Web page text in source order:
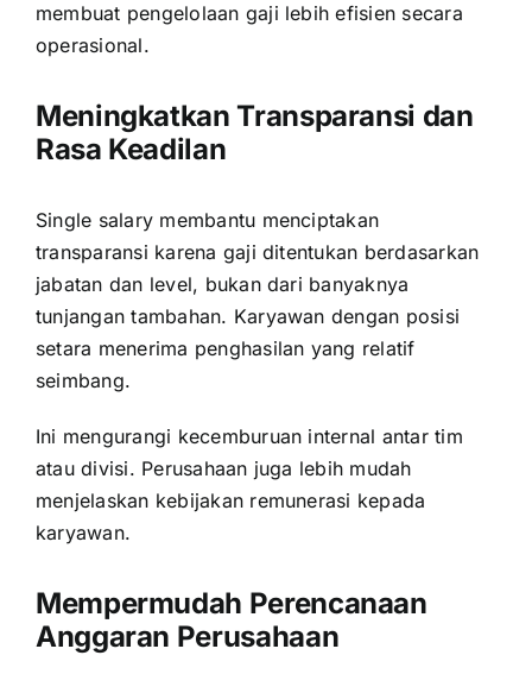
membuat pengelolaan gaji lebih efisien secara
operasional.
Meningkatkan Transparansi dan
Rasa Keadilan
Single salary membantu menciptakan
transparansi karena gaji ditentukan berdasarkan
jabatan dan level, bukan dari banyaknya
tunjangan tambahan. Karyawan dengan posisi
setara menerima penghasilan yang relatif
seimbang.
Ini mengurangi kecemburuan internal antar tim
atau divisi. Perusahaan juga lebih mudah
menjelaskan kebijakan remunerasi kepada
karyawan.
Mempermudah Perencanaan
Anggaran Perusahaan